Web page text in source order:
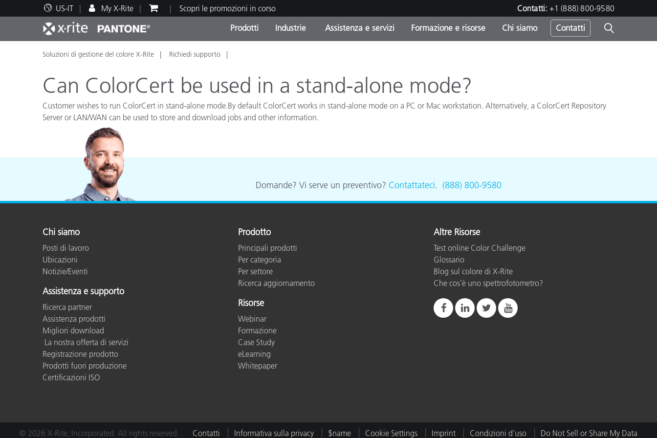
US-IT My X-Rite Scopri le promozioni in corso Contatti: +1 (888) 800-9580
Prodotti
Principali prodotti Categorie di Prodotto
Promozioni in corso
Online Store
Industrie
Stampa e Packaging
Automotive
Vernici e Rivestimenti
Assistenza e servizi
Supporto tecnico Assistenza e manutenzione
Formazione e risorse
Risorse didattiche Formazione
Chi siamo Contatti
Soluzioni di gestione del colore X-Rite Richiedi supporto
Can ColorCert be used in a stand-alone mode?
Customer wishes to run ColorCert in stand-alone mode.By default ColorCert works in stand-alone mode on a PC or Mac workstation. Alternatively, a ColorCert Repository
Server or LAN/WAN can be used to store and download jobs and other information.
Domande? Vi serve un preventivo? Contattateci. (888) 800-9580
Chi siamo
Posti di lavoro
Ubicazioni
Notizie/Eventi
Assistenza e supporto
Ricerca partner
Assistenza prodotti
Migliori download
La nostra offerta di servizi
Registrazione prodotto
Prodotti fuori produzione
Certificazioni ISO
Prodotto
Principali prodotti
Per categoria
Per settore
Ricerca aggiornamento
Risorse
Webinar
Formazione
Case Study
eLearning
Whitepaper
Altre Risorse
Test online Color Challenge
Glossario
Blog sul colore di X-Rite
Che cos’è uno spettrofotometro?
© 2026 X-Rite, Incorporated. All rights reserved. Contatti Informativa sulla privacy $name Cookie Settings Imprint Condizioni d'uso Do Not Sell or Share My Data